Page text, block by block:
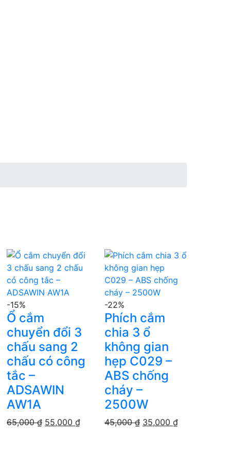
-15%
Ổ cắm
chuyển đổi 3
chấu sang 2
chấu có công
tắc –
ADSAWIN
AW1A
65,000₫ Giá
55,000 ₫Giá
-22%
Phích cắm
chia 3 ổ
không gian
hẹp C029 –
ABS chống
cháy –
2500W
45,000₫ Giá
35,000 ₫Giá